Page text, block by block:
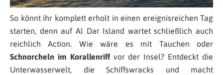
So könnt ihr komplett erholt in einen ereignisreichen Tag
starten, denn auf Al Dar Island wartet schließlich auch
reichlich Action. Wie wäre es mit Tauchen oder
Schnorcheln im Korallenriffvor der Insel? Entdeckt die
Unterwasserwelt, die Schiffswracks und macht